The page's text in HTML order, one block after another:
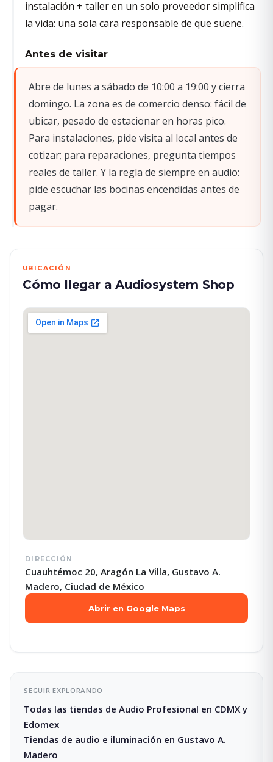
instalación + taller en un solo proveedor simplifica
la vida: una sola cara responsable de que suene.
Antes de visitar
Abre de lunes a sábado de 10:00 a 19:00 y cierra
domingo. La zona es de comercio denso: fácil de
ubicar, pesado de estacionar en horas pico.
Para instalaciones, pide visita al local antes de
cotizar; para reparaciones, pregunta tiempos
reales de taller. Y la regla de siempre en audio:
pide escuchar las bocinas encendidas antes de
pagar.
UBICACIÓN
Cómo llegar a Audiosystem Shop
DIRECCIÓN
Cuauhtémoc 20, Aragón La Villa, Gustavo A.
Madero, Ciudad de México
Abrir en Google Maps
SEGUIR EXPLORANDO
Todas las tiendas de Audio Profesional en CDMX y
Edomex
Tiendas de audio e iluminación en Gustavo A.
Madero